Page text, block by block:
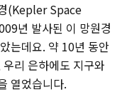
(Kepler Space
년 발사된 이 망원경
는데요. 약 10년 동안
리 은하에도 지구와
열었습니다.